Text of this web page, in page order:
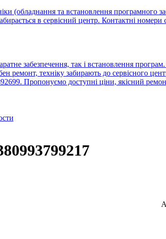
(обладнання та встановлення програмного
в сервісний центр. Контактні
забезпечення, так і встановлення
ремонт, техніку забирають до сервісного
Пропонуємо доступні ціни, якісний